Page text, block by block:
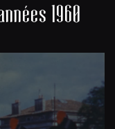
1960